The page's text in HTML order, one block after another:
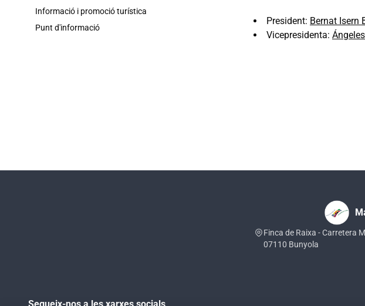
Informació i promoció turística
Punt d'informació
President: Bernat Isern
Vicepresidenta:
Finca de Raixa - Carretera
07110 Bunyola